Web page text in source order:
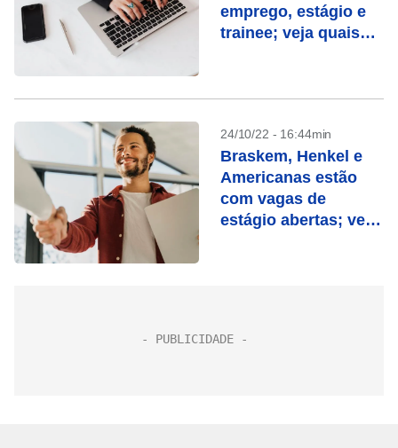
emprego, estágio e
trainee; veja quais
24/10/22 - 16:44min
Braskem, Henkel e
Americanas estão
com vagas de
estágio abertas; veja